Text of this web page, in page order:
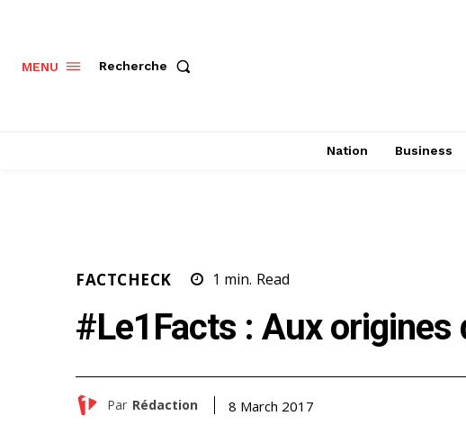
MENU Recherche
Nation Business
FACTCHECK 1 min. Read
#Le1Facts : Aux origines
Par Rédaction 8 March 2017